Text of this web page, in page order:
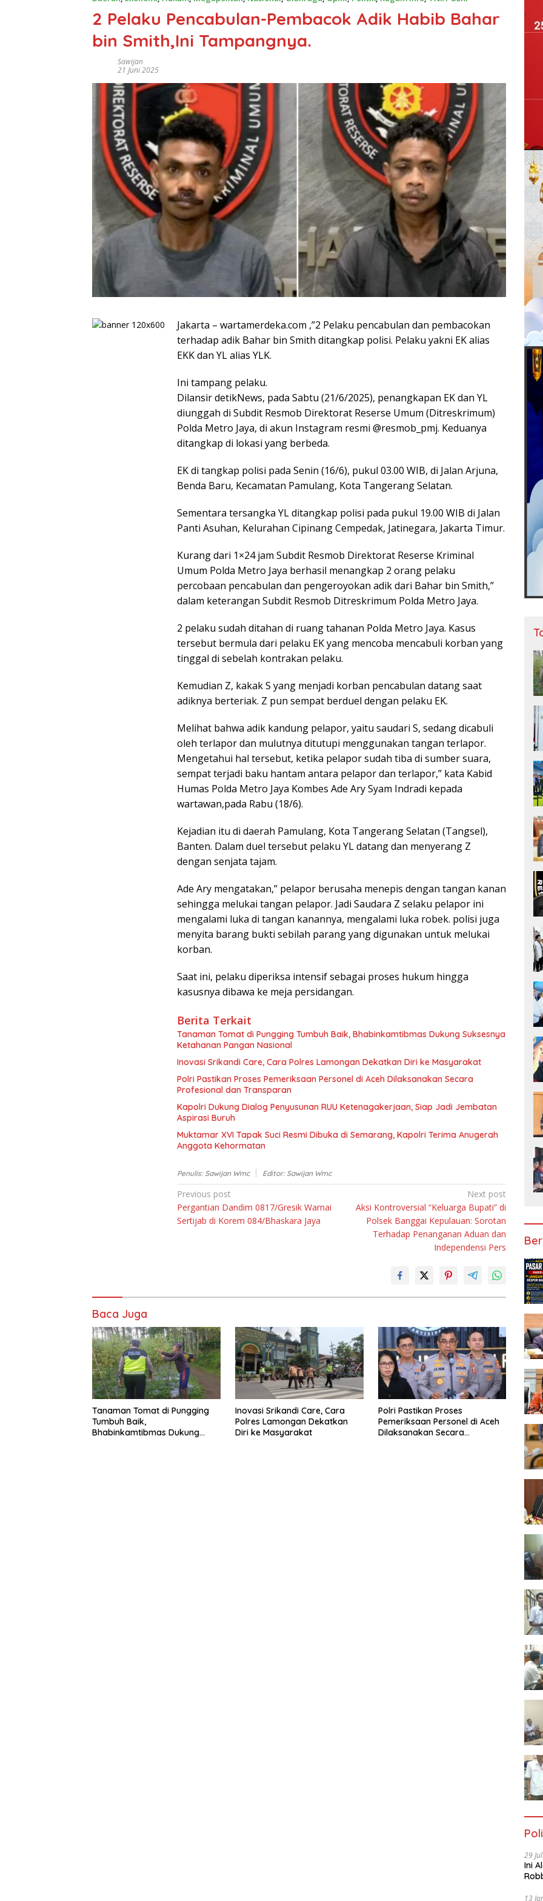
2 Pelaku Pencabulan-Pembacok Adik Habib Bahar
bin Smith,Ini Tampangnya.
Sawijan
21 Juni 2025
Jakarta – wartamerdeka.com ,”2 Pelaku pencabulan dan pembacokan
terhadap adik Bahar bin Smith ditangkap polisi. Pelaku yakni EK alias
EKK dan YL alias YLK.
Ini tampang pelaku.
Dilansir detikNews, pada Sabtu (21/6/2025), penangkapan EK dan YL
diunggah di Subdit Resmob Direktorat Reserse Umum (Ditreskrimum)
Polda Metro Jaya, di akun Instagram resmi @resmob_pmj. Keduanya
ditangkap di lokasi yang berbeda.
EK di tangkap polisi pada Senin (16/6), pukul 03.00 WIB, di Jalan Arjuna,
Benda Baru, Kecamatan Pamulang, Kota Tangerang Selatan.
Sementara tersangka YL ditangkap polisi pada pukul 19.00 WIB di Jalan
Panti Asuhan, Kelurahan Cipinang Cempedak, Jatinegara, Jakarta Timur.
Kurang dari 1×24 jam Subdit Resmob Direktorat Reserse Kriminal
Umum Polda Metro Jaya berhasil menangkap 2 orang pelaku
percobaan pencabulan dan pengeroyokan adik dari Bahar bin Smith,”
dalam keterangan Subdit Resmob Ditreskrimum Polda Metro Jaya.
2 pelaku sudah ditahan di ruang tahanan Polda Metro Jaya. Kasus
tersebut bermula dari pelaku EK yang mencoba mencabuli korban yang
tinggal di sebelah kontrakan pelaku.
Kemudian Z, kakak S yang menjadi korban pencabulan datang saat
adiknya berteriak. Z pun sempat berduel dengan pelaku EK.
Melihat bahwa adik kandung pelapor, yaitu saudari S, sedang dicabuli
oleh terlapor dan mulutnya ditutupi menggunakan tangan terlapor.
Mengetahui hal tersebut, ketika pelapor sudah tiba di sumber suara,
sempat terjadi baku hantam antara pelapor dan terlapor,” kata Kabid
Humas Polda Metro Jaya Kombes Ade Ary Syam Indradi kepada
wartawan,pada Rabu (18/6).
Kejadian itu di daerah Pamulang, Kota Tangerang Selatan (Tangsel),
Banten. Dalam duel tersebut pelaku YL datang dan menyerang Z
dengan senjata tajam.
Ade Ary mengatakan,” pelapor berusaha menepis dengan tangan kanan
sehingga melukai tangan pelapor. Jadi Saudara Z selaku pelapor ini
mengalami luka di tangan kanannya, mengalami luka robek. polisi juga
menyita barang bukti sebilah parang yang digunakan untuk melukai
korban.
Saat ini, pelaku diperiksa intensif sebagai proses hukum hingga
kasusnya dibawa ke meja persidangan.
Berita Terkait
Tanaman Tomat di Pungging Tumbuh Baik, Bhabinkamtibmas Dukung Suksesnya
Ketahanan Pangan Nasional
Inovasi Srikandi Care, Cara Polres Lamongan Dekatkan Diri ke Masyarakat
Polri Pastikan Proses Pemeriksaan Personel di Aceh Dilaksanakan Secara
Profesional dan Transparan
Kapolri Dukung Dialog Penyusunan RUU Ketenagakerjaan, Siap Jadi Jembatan
Aspirasi Buruh
Muktamar XVI Tapak Suci Resmi Dibuka di Semarang, Kapolri Terima Anugerah
Anggota Kehormatan
Penulis: Sawijan Wmc Editor: Sawijan Wmc
Navigasi
pos
Previous post
Pergantian Dandim 0817/Gresik Warnai
Sertijab di Korem 084/Bhaskara Jaya
Next post
Aksi Kontroversial “Keluarga Bupati” di
Polsek Banggai Kepulauan: Sorotan
Terhadap Penanganan Aduan dan
Independensi Pers
Baca Juga
Tanaman Tomat di Pungging
Tumbuh Baik,
Bhabinkamtibmas Dukung
Inovasi Srikandi Care, Cara
Polres Lamongan Dekatkan
Diri ke Masyarakat
Polri Pastikan Proses
Pemeriksaan Personel di Aceh
Dilaksanakan Secara
29
Ini
13